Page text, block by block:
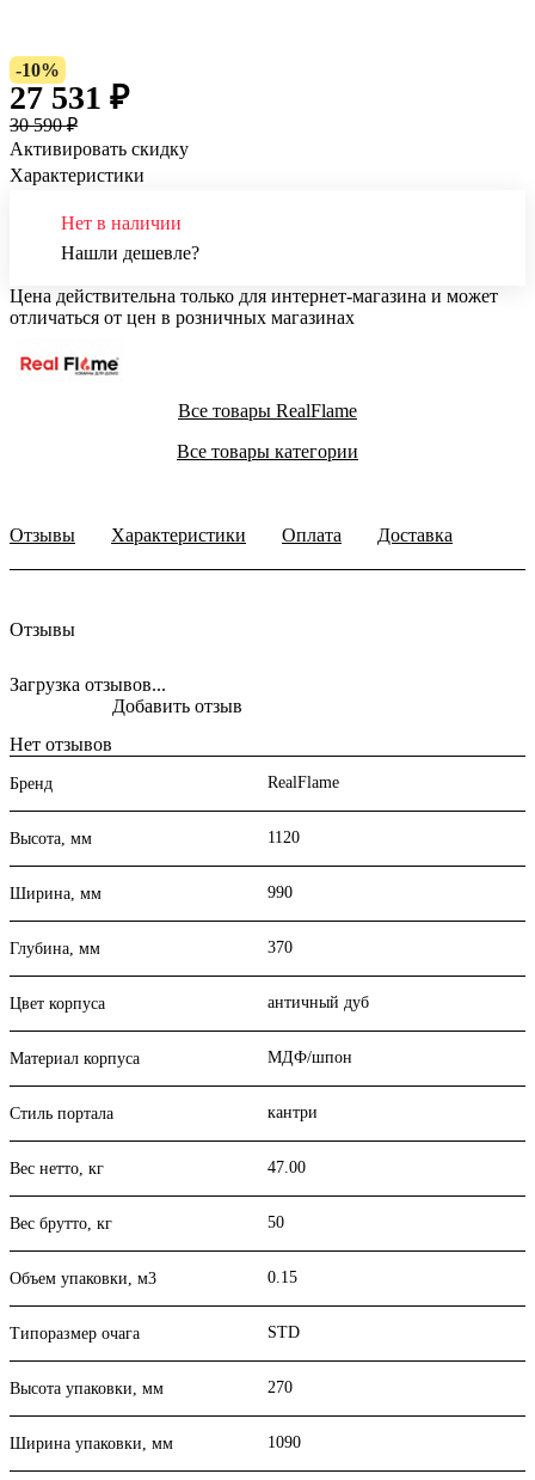
-10%
27 531 ₽
30 590 ₽
Активировать скидку
Характеристики
Нет в наличии
Нашли дешевле?
Цена действительна только для интернет-магазина и может
отличаться от цен в розничных магазинах
Все товары RealFlame
Все товары категории
Отзывы Характеристики Оплата Доставка
Отзывы
Загрузка отзывов...
Нет отзывов
Добавить отзыв
Бренд RealFlame
Высота, мм 1120
Ширина, мм 990
Глубина, мм 370
Цвет корпуса античный дуб
Материал корпуса МДФ/шпон
Стиль портала кантри
Вес нетто, кг 47.00
Вес брутто, кг 50
Объем упаковки, м3 0.15
Типоразмер очага STD
Высота упаковки, мм 270
Ширина упаковки, мм 1090